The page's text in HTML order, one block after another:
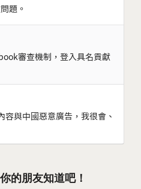
題。
審查機制，登入具名貢獻
與中國惡意廣告，我很會、
的朋友知道吧！